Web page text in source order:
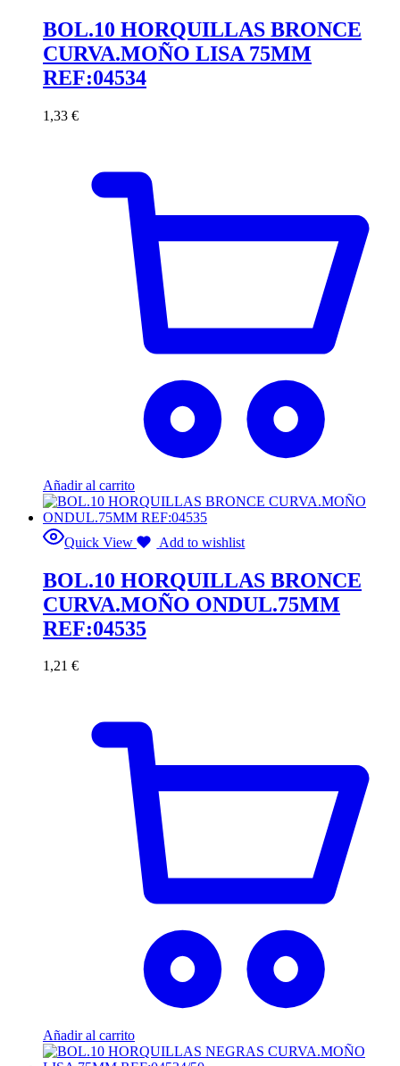
BOL.10 HORQUILLAS BRONCE
CURVA.MOÑO LISA 75MM
REF:04534
1,33 €
Añadir al carrito
Quick View Add to wishlist
BOL.10 HORQUILLAS BRONCE
CURVA.MOÑO ONDUL.75MM
REF:04535
1,21 €
Añadir al carrito